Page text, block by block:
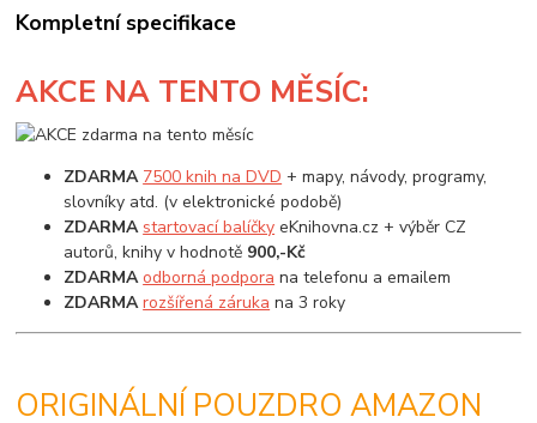
Kompletní specifikace
AKCE NA TENTO MĚSÍC:
ZDARMA 7500 knih na DVD + mapy, návody, programy,
slovníky atd. (v elektronické podobě)
ZDARMA startovací balíčky eKnihovna.cz + výběr CZ
autorů, knihy v hodnotě 900,-Kč
ZDARMA odborná podpora na telefonu a emailem
ZDARMA rozšířená záruka na 3 roky
ORIGINÁLNÍ POUZDRO AMAZON